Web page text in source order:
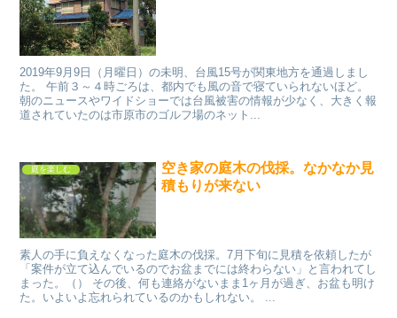
2019年9月9日（月曜日）の未明、台風15号が関東地方を通過しまし
た。 午前３～４時ごろは、都内でも風の音で寝ていられないほど。
朝のニュースやワイドショーでは台風被害の情報が少なく、大きく報
道されていたのは市原市のゴルフ場のネット...
庭を楽しむ
空き家の庭木の伐採。なかなか見
積もりが来ない
素人の手に負えなくなった庭木の伐採。7月下旬に見積を依頼したが
「案件が立て込んでいるのでお盆までには終わらない」と言われてし
まった。（） その後、何も連絡がないまま1ヶ月が過ぎ、お盆も明け
た。いよいよ忘れられているのかもしれない。 ...